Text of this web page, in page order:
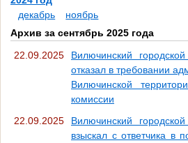
декабрь
ноябрь
Архив за сентябрь 2025 года
22.09.2025
Вилючинский
отказал в требовании
Вилючинской
комиссии
22.09.2025
Вилючинский
взыскал с ответчика в